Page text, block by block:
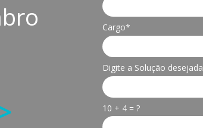
Cargo*
Digite a Solução
10 + 4 = ?